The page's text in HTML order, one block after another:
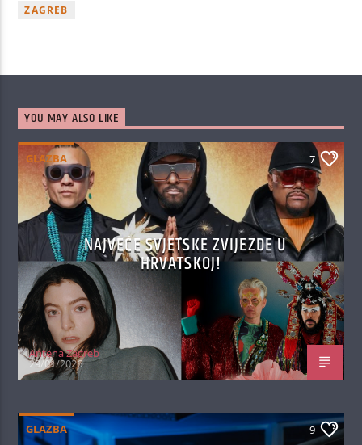
ZAGREB
YOU MAY ALSO LIKE
GLAZBA 7
NAJVEĆE SVJETSKE ZVIJEZDE U
HRVATSKOJ!
Antena Zagreb
29/01/2026
GLAZBA 9